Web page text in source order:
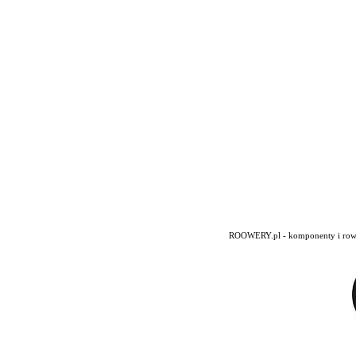
ROOWERY.pl - komponenty i